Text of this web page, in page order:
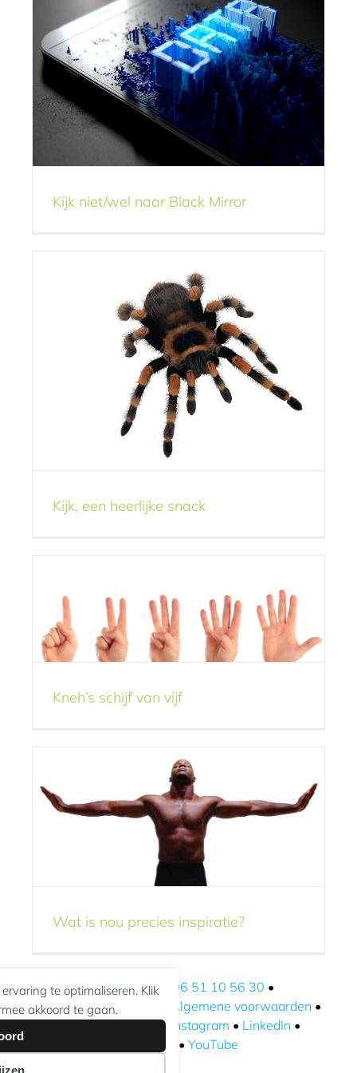
te optimaliseren. Klik
akkoord te gaan.
Kijk niet/wel naar Black Mirror
Kijk, een heerlijke
snack
Kijk, een heerlijke snack
Kneh’s schijf van vijf
Kneh’s schijf van vijf
inspiratie?
Wat is nou precies inspiratie?
info@kneh.nl 06 51 10 56 30 •
kneh.wetransfer.com
Algemene voorwaarden •
• Instagram • LinkedIn •
Facebook
• YouTube